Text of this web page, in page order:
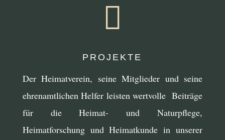

PROJEKTE
Der Heimatverein, seine Mitglieder und seine
ehrenamtlichen Helfer leisten wertvolle Beiträge
für die Heimat- und Naturpflege,
Heimatforschung und Heimatkunde in unserer